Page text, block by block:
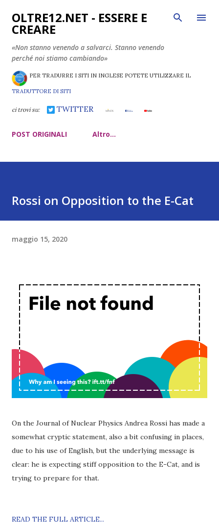
Passa ai contenuti principali
OLTRE12.NET - ESSERE E
CREARE
«Non stanno venendo a salvarci. Stanno venendo
perché noi stiamo cambiando»
PER TRADURRE I SITI IN INGLESE POTETE UTILIZZARE IL
TRADUTTORE DI SITI
ci trovi su: TWITTER
POST ORIGINALI Altro…
Rossi on Opposition to the E-Cat
maggio 15, 2020
On the Journal of Nuclear Physics Andrea Rossi has made a
somewhat cryptic statement, also a bit confusing in places,
due to his use of English, but the underlying message is
clear: he is expecting stiff opposition to the E-Cat, and is
trying to prepare for that.
READ THE FULL ARTICLE...